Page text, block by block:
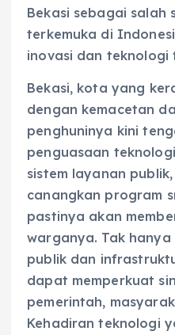
Bekasi sebagai
terkemuka di
inovasi dan teknologi
Bekasi, kota yang
dengan kemacetan
penghuninya kini
penguasaan
sistem layanan
canangkan program
pastinya akan
warganya. Tak
publik dan
dapat memperkuat
pemerintah,
Kehadiran teknologi